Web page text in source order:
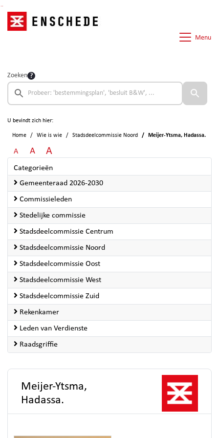
Menu
Zoeken
U bevindt zich hier:
Home Wie is wie Stadsdeelcommissie Noord Meijer-Ytsma, Hadassa.
A A A
Categorieën
Gemeenteraad 2026-2030
Commissieleden
Stedelijke commissie
Stadsdeelcommissie Centrum
Stadsdeelcommissie Noord
Stadsdeelcommissie Oost
Stadsdeelcommissie West
Stadsdeelcommissie Zuid
Rekenkamer
Leden van Verdienste
Raadsgriffie
Meijer-Ytsma,
Hadassa.